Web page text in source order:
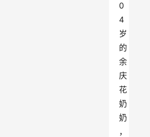
0
4
岁
的
余
庆
花
奶
奶
，